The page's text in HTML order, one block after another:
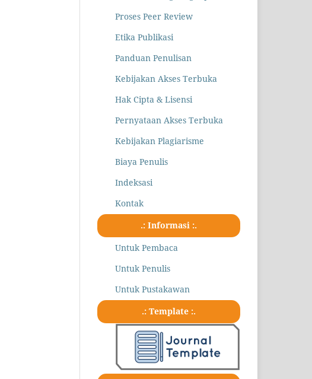
Proses Peer Review
Etika Publikasi
Panduan Penulisan
Kebijakan Akses Terbuka
Hak Cipta & Lisensi
Pernyataan Akses Terbuka
Kebijakan Plagiarisme
Biaya Penulis
Indeksasi
Kontak
.: Informasi :.
Untuk Pembaca
Untuk Penulis
Untuk Pustakawan
.: Template :.